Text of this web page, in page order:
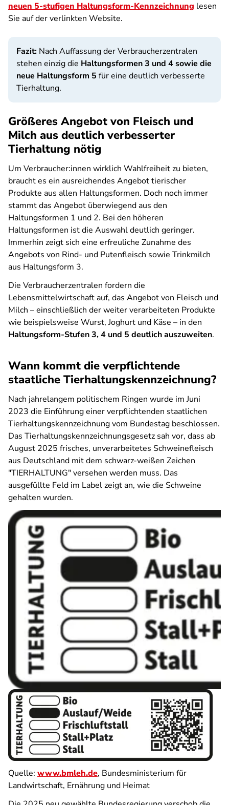
neuen 5-stufigen Haltungsform-Kennzeichnung lesen
Sie auf der verlinkten Website.
Fazit: Nach Auffassung der Verbraucherzentralen
stehen einzig die Haltungsformen 3 und 4sowie die
neue Haltungsform 5 für eine deutlich verbesserte
Tierhaltung.
Größeres Angebot von Fleisch und
Milch aus deutlich verbesserter
Tierhaltung nötig
Um Verbraucher:innen wirklich Wahlfreiheit zu bieten,
braucht es ein ausreichendes Angebot tierischer
Produkte aus allen Haltungsformen. Doch noch immer
stammt das Angebot überwiegend aus den
Haltungsformen 1 und 2. Bei den höheren
Haltungsformen ist die Auswahl deutlich geringer.
Immerhin zeigt sich eine erfreuliche Zunahme des
Angebots von Rind- und Putenfleisch sowie Trinkmilch
aus Haltungsform 3.
Die Verbraucherzentralen fordern die
Lebensmittelwirtschaft auf, das Angebot von Fleisch und
Milch – einschließlich der weiter verarbeiteten Produkte
wie beispielsweise Wurst, Joghurt und Käse – in den
Haltungsform-Stufen 3, 4 und 5 deutlich auszuweiten.
Wann kommt die verpflichtende
staatliche Tierhaltungskennzeichnung?
Nach jahrelangem politischem Ringen wurde im Juni
2023 die Einführung einer verpflichtenden staatlichen
Tierhaltungskennzeichnung vom Bundestag beschlossen.
Das Tierhaltungskennzeichnungsgesetz sah vor, dass ab
August 2025 frisches, unverarbeitetes Schweinefleisch
aus Deutschland mit dem schwarz-weißen Zeichen
"TIERHALTUNG" versehen werden muss. Das
ausgefüllte Feld im Label zeigt an, wie die Schweine
gehalten wurden.
Quelle: www.bmleh.de, Bundesministerium für
Landwirtschaft, Ernährung und Heimat